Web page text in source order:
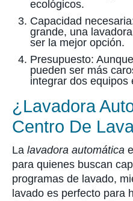
ecológicos.
Capacidad
grande, una
ser la mejor opción.
Presupuesto:
pueden ser más
integrar dos equipos
¿Lavadora
Centro De
La lavadora automática
para quienes buscan
programas de lavado,
lavado es perfecto para